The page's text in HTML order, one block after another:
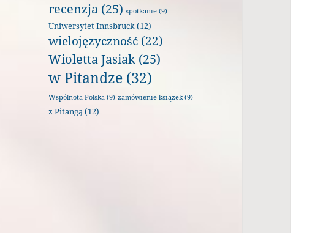
recenzja (25) spotkanie (9)
Uniwersytet Innsbruck(12)
wielojęzyczność (22)
Wioletta Jasiak (25)
w Pitandze (32)
Wspólnota Polska (9) zamówienie książek(9)
z Pitangą(12)